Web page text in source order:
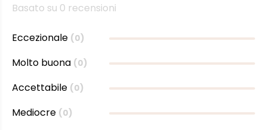
Basato su 0 recensioni
Eccezionale (0)
Molto buona (0)
Accettabile (0)
Mediocre (0)